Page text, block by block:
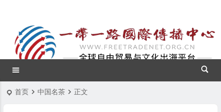
首页 中国名茶 正文